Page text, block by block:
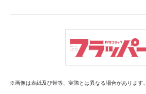
※画像は表紙及び帯等、実際とは異なる場合があります。